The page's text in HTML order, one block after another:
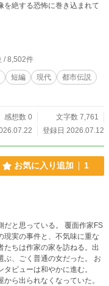
を絶する恐怖に巻き込まれて
/ 8,502件
短編 現代
都市伝説
感想数 0
文字数 7,761
登録日 2026.07.12
お気に入り追加 1
だと思っている。 覆面作家FS
現実の事件と、不気味に重な
たちは作家の家を訪ねる。出
ぶ、ごく普通の女だった。 お
ビューは和やかに進む。
ら出られなくなっていた。